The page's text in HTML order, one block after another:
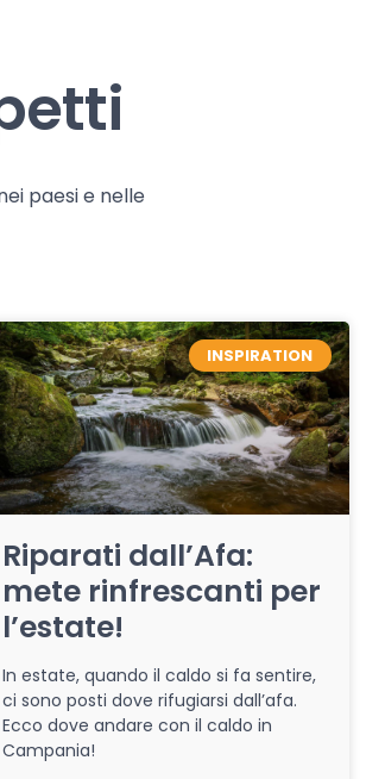
paesi e nelle
INSPIRATION
Riparati dall’Afa:
mete rinfrescanti per
l’estate!
In estate, quando il caldo si fa sentire,
ci sono posti dove rifugiarsi dall’afa.
Ecco dove andare con il caldo in
Campania!